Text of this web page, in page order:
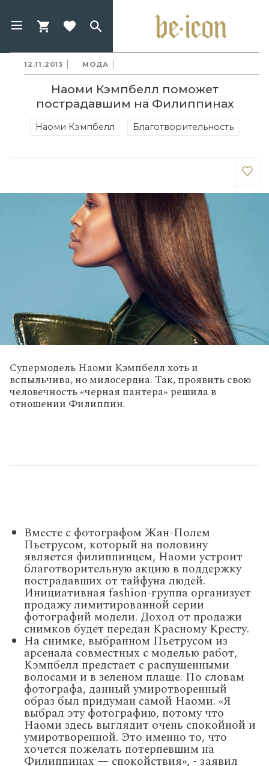
12.11.2013 МОДА
Наоми Кэмпбелл поможет
пострадавшим на Филиппинах
Наоми Кэмпбелл Благотворительность
Супермодель Наоми Кэмпбелл хоть и
вспыльчива, но милосердна. Так, проявить свою
человечность «черная пантера» решила в
отношении Филиппин.
Вместе с фотографом Жан-Полем
Пьетрусом, который на половину
является филиппинцем, Наоми устроит
благотворительную акцию в поддержку
пострадавших от тайфуна людей.
Инициативная fashion-группа организует
продажу лимитированной серии
фотографий модели. Доход от продажи
снимков будет передан Красному Кресту.
На снимке, выбранном Пьетрусом из
арсенала совместных с моделью работ,
Кэмпбелл предстает с распущенными
волосами и в зеленом плаще. По словам
фотографа, данный умиротворенный
образ был придуман самой Наоми. «Я
выбрал эту фотографию, потому что
Наоми здесь выглядит очень спокойной и
умиротворенной. Это именно то, что
хочется пожелать потерпевшим на
Филиппинах — спокойствия», - заявил